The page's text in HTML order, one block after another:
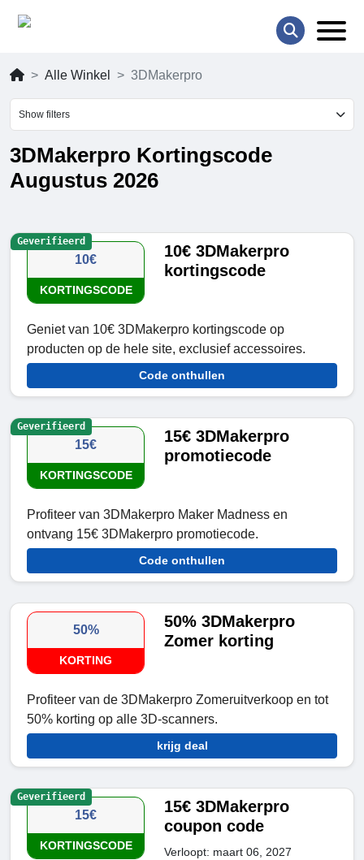
Alle Winkel 3DMakerpro
Show filters
3DMakerpro Kortingscode
Augustus 2026
10€
KORTINGSCODE
10€ 3DMakerpro
kortingscode
Geniet van 10€ 3DMakerpro kortingscode op
producten op de hele site, exclusief accessoires.
Code onthullen
Geverifieerd
15€
KORTINGSCODE
15€ 3DMakerpro
promotiecode
Profiteer van 3DMakerpro Maker Madness en
ontvang 15€ 3DMakerpro promotiecode.
Code onthullen
Geverifieerd
50%
KORTING
50% 3DMakerpro
Zomer korting
Profiteer van de 3DMakerpro Zomeruitverkoop en tot
50% korting op alle 3D-scanners.
krijg deal
15€
KORTINGSCODE
15€ 3DMakerpro
coupon code
Verloopt: maart 06, 2027
Geverifieerd